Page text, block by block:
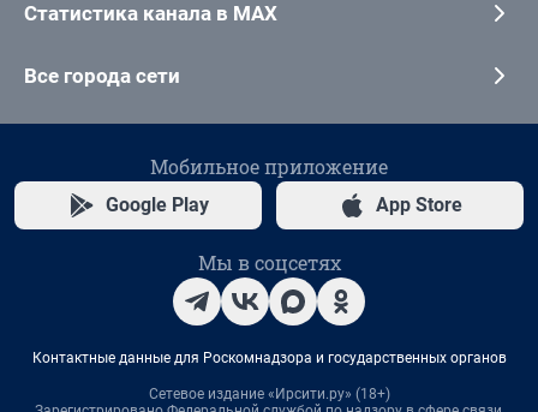
Статистика канала в MAX
Все города сети
Мобильное приложение
Google Play App Store
Мы в соцсетях
Контактные данные для Роскомнадзора и государственных органов
Сетевое издание «Ирсити.ру» (18+)